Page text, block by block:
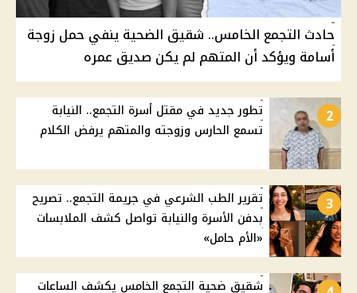
حادث التجمع الخامس.. شقيق الضحية ينفي حمل زوجة
أسامة ويؤكد أن المتهم لم يكن صديق عمره
2
تطور جديد في مقتل أسرة التجمع.. النيابة
تسمع الحارس وزوجته والمتهم يرفض الكلام
3
تقرير الطب الشرعي في جريمة التجمع.. تصريح
بدفن الأسرة والنيابة تواصل كشف الملابسات
«الأم حامل»
شقيق ضحية التجمع الخامس يكشف الساعات